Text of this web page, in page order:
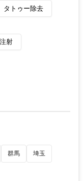
タトゥー除去
射
群馬 埼玉